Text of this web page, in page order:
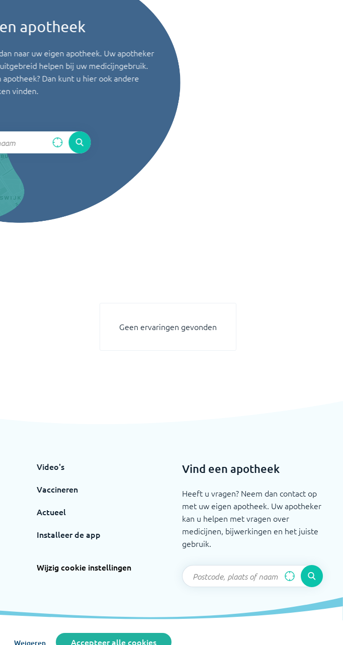
apotheek
naar uw eigen apotheek. Uw apotheker
helpen bij uw medicijngebruik.
Dan kunt u hier ook andere
vinden.
Geen ervaringen gevonden
Video's
Vaccineren
Actueel
Installeer de app
Wijzig cookie instellingen
Vind een apotheek
Heeft u vragen? Neem dan contact op
met uw eigen apotheek. Uw apotheker
kan u helpen met vragen over
medicijnen, bijwerkingen en het juiste
gebruik.
Weigeren Accepteer alle cookies